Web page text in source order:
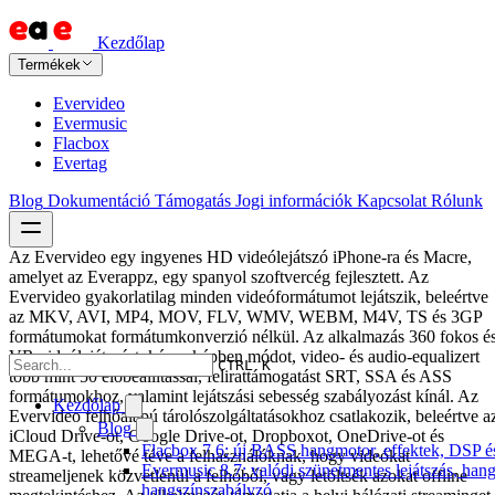
Kezdőlap
Termékek
Evervideo
Evermusic
Flacbox
Evertag
Blog Dokumentáció Támogatás Jogi információk Kapcsolat Rólunk
CTRL K
Kezdőlap
Blog
Flacbox 7.6: új BASS hangmotor, effektek, DSP
Evermusic 8.7: valódi szünetmentes lejátszás,
hangszínszabályzó
Az Evervideo egy ingyenes HD videólejátszó iPhone-ra és Macre,
amelyet az Everappz, egy spanyol szoftvercég fejlesztett. Az
Evervideo gyakorlatilag minden videóformátumot lejátszik, beleértve
az MKV, AVI, MP4, MOV, FLV, WMV, WEBM, M4V, TS és 3GP
formátumokat formátumkonverzió nélkül. Az alkalmazás 360 fokos
VR videólejátszást, kép-a-képben módot, video- és audio-equalizert
több mint 50 előbeállítással, felirattámogatást SRT, SSA és ASS
formátumokhoz, valamint lejátszási sebesség szabályozást kínál. Az
Evervideo felhőalapú tárolószolgáltatásokhoz csatlakozik, beleértve
iCloud Drive-ot, Google Drive-ot, Dropboxot, OneDrive-ot és
MEGA-t, lehetővé téve a felhasználóknak, hogy videókat
streameljenek közvetlenül a felhőből, vagy letöltsék azokat offline